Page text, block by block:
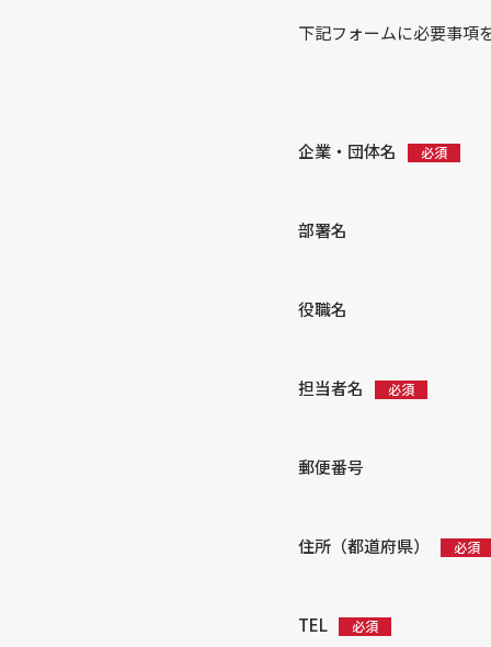
下記フォームに必要事項
企業・団体名
部署名
役職名
担当者名
郵便番号
住所（都道府県）
TEL